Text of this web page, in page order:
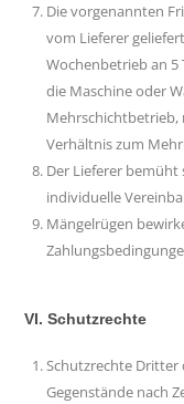
Die vorgenannten
vom Lieferer
Wochenbetrieb an 5
die Maschine oder
Mehrschichtbetrieb,
Verhältnis zum
Der Lieferer bemüht
individuelle
Mängelrügen
VI. Schutzrechte
Schutzrechte Dritter
Gegenstände nach